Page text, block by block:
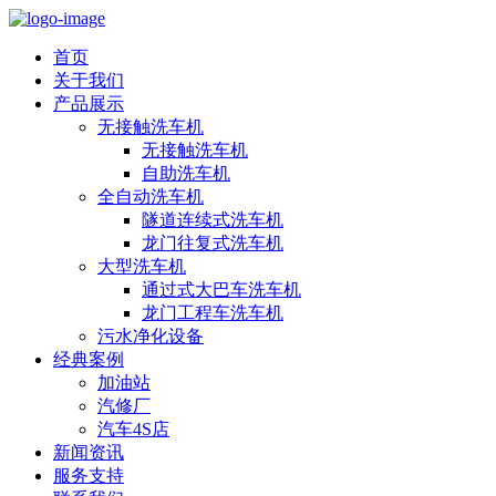
首页
关于我们
产品展示
无接触洗车机
无接触洗车机
自助洗车机
全自动洗车机
隧道连续式洗车机
龙门往复式洗车机
大型洗车机
通过式大巴车洗车机
龙门工程车洗车机
污水净化设备
经典案例
加油站
汽修厂
汽车4S店
新闻资讯
服务支持